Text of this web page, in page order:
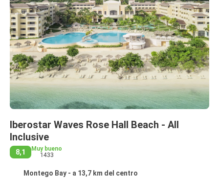
Iberostar Waves Rose Hall Beach - All
Inclusive
8,1
Muy bueno
1433
Montego Bay - a 13,7 km del centro